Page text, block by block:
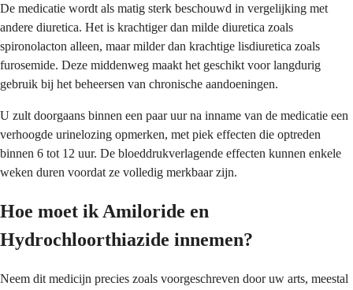
De medicatie wordt als matig sterk beschouwd in vergelijking met
andere diuretica. Het is krachtiger dan milde diuretica zoals
spironolacton alleen, maar milder dan krachtige lisdiuretica zoals
furosemide. Deze middenweg maakt het geschikt voor langdurig
gebruik bij het beheersen van chronische aandoeningen.
U zult doorgaans binnen een paar uur na inname van de medicatie een
verhoogde urinelozing opmerken, met piek effecten die optreden
binnen 6 tot 12 uur. De bloeddrukverlagende effecten kunnen enkele
weken duren voordat ze volledig merkbaar zijn.
Hoe moet ik Amiloride en
Hydrochloorthiazide innemen?
Neem dit medicijn precies zoals voorgeschreven door uw arts, meestal